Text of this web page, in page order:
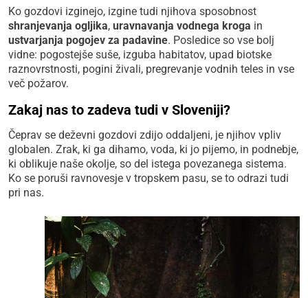
Ko gozdovi izginejo, izgine tudi njihova sposobnost
shranjevanja ogljika, uravnavanja vodnega kroga in
ustvarjanja pogojev za padavine. Posledice so vse bolj
vidne: pogostejše suše, izguba habitatov, upad biotske
raznovrstnosti, pogini živali, pregrevanje vodnih teles in vse
več požarov.
Zakaj nas to zadeva tudi v Sloveniji?
Čeprav se deževni gozdovi zdijo oddaljeni, je njihov vpliv
globalen. Zrak, ki ga dihamo, voda, ki jo pijemo, in podnebje,
ki oblikuje naše okolje, so del istega povezanega sistema.
Ko se poruši ravnovesje v tropskem pasu, se to odrazi tudi
pri nas.